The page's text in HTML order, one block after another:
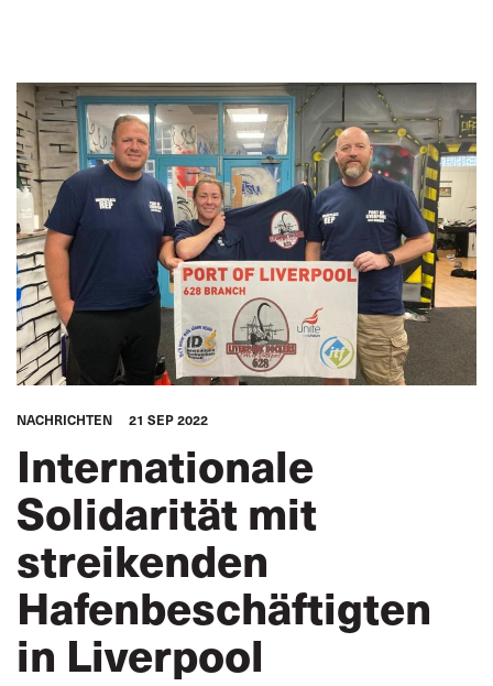
NACHRICHTEN 21 SEP 2022
Internationale
Solidarität mit
streikenden
Hafenbeschäftigten
in Liverpool